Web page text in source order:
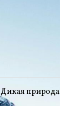
Дикая природа